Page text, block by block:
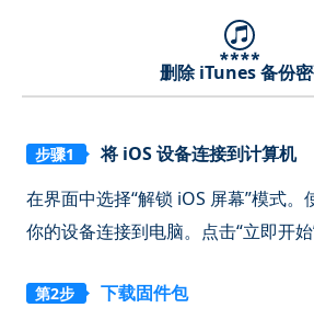
删除 iTunes 备份
步骤1
将 iOS 设备连接到计算机
在界面中选择“解锁 iOS 屏幕”模式。
你的设备连接到电脑。点击“立即开始
第2步
下载固件包